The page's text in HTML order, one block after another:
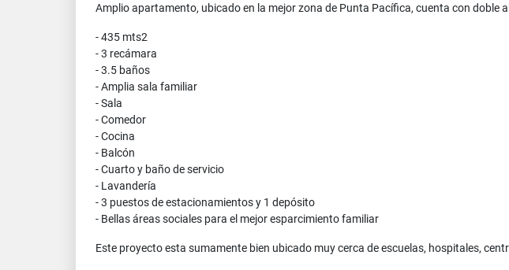
Amplio apartamento, ubicado en la mejor zona de Punta Pacífica, cuenta con
- 435 mts2
- 3 recámara
- 3.5 baños
- Amplia sala familiar
- Sala
- Comedor
- Cocina
- Balcón
- Cuarto y baño de servicio
- Lavandería
- 3 puestos de estacionamientos y 1 depósito
- Bellas áreas sociales para el mejor esparcimiento familiar
Este proyecto esta sumamente bien ubicado muy cerca de escuelas, hospitales,